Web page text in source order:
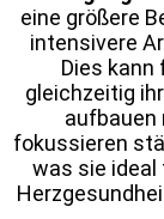
eine größere
intensivere
Dies kann
gleichzeitig
aufbauen
fokussieren
was sie ideal